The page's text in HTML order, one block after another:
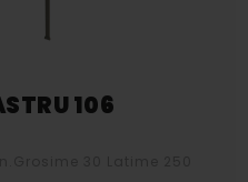
106